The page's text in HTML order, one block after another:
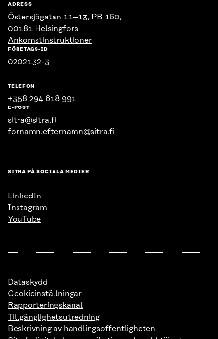
ADRESS
Östersjögatan 11–13, PB 160,
00181 Helsingfors
Ankomstinstruktioner
FÖRETAGS-ID
0202132-3
TELEFON
+358 294 618 991
E-POST
sitra@sitra.fi
fornamn.efternamn@sitra.fi
SITRA PÅ SOCIALA MEDIER
LinkedIn
Instagram
YouTube
Dataskydd
Cookieinställningar
Rapporteringskanal
Tillgänglighetsutredning
Beskrivning av handlingsoffentligheten